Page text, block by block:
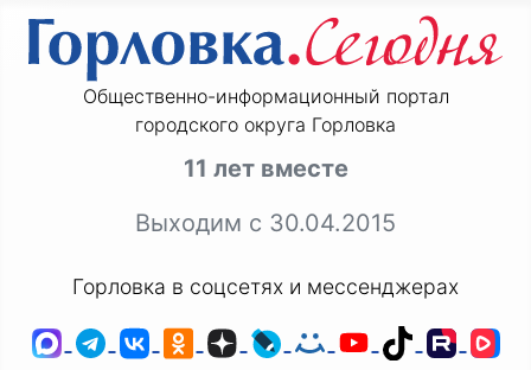
Общественно-информационный портал
городского округа Горловка
11 лет вместе
Выходим с 30.04.2015
Горловка в соцсетях и мессенджерах
MAXTelegram
ВКонтакте
Одноклассники
ДзенLiveJournal
Мой Мир
YouTube
TikTok